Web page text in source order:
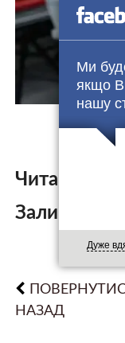
Ми
якщо
нашу
Дуже
Читайте
Залишити
НАЗАД